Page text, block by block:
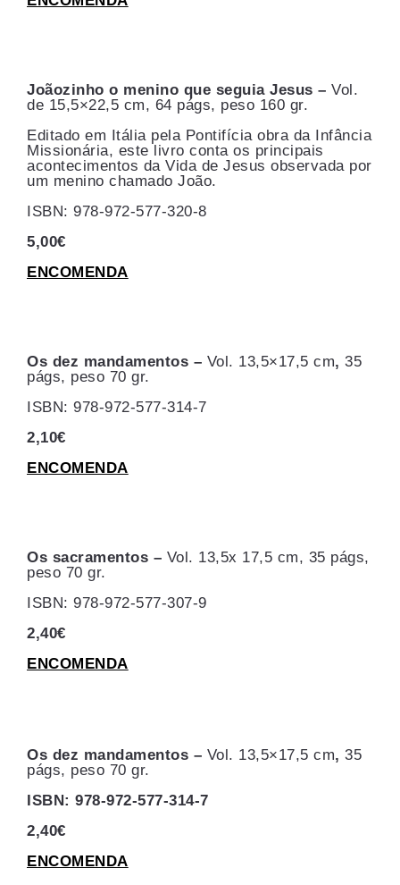
Joãozinho o menino que seguia Jesus – Vol.
de 15,5×22,5 cm, 64 págs, peso 160 gr.
Editado em Itália pela Pontifícia obra da Infância
Missionária, este livro conta os principais
acontecimentos da Vida de Jesus observada por
um menino chamado João.
ISBN: 978-972-577-320-8
5,00€
ENCOMENDA
Os dez mandamentos – Vol. 13,5×17,5 cm, 35
págs, peso 70 gr.
ISBN: 978-972-577-314-7
2,10€
ENCOMENDA
Os sacramentos – Vol. 13,5x 17,5 cm, 35 págs,
peso 70 gr.
ISBN: 978-972-577-307-9
2,40€
ENCOMENDA
Os dez mandamentos – Vol. 13,5×17,5 cm, 35
págs, peso 70 gr.
ISBN: 978-972-577-314-7
2,40€
ENCOMENDA